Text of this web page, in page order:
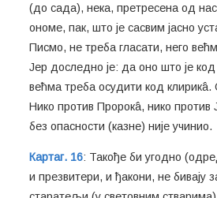
(до сада), нека, претресена од
ономе, пак, што је сасвим јасно
Писмо, не треба гласати, него
Јер доследно је: да оно што је
већма треба осудити код клирикâ.
Нико против Пророкâ, нико
без опасности (казне) није учинио.
Картаг. 16: Такође би угодно
и презвитери, и ђакони, не бивају